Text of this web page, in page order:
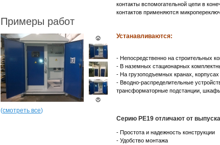
Примеры работ
(смотреть все)
контакты вспомогательной цепи в
контактов применяются
Устанавливаются:
- Непосредственно на строительных
- В наземных стационарных
- На грузоподъемных кранах,
- Вводно-распределительные
трансформаторные подстанции,
Серию РЕ19 отличают от
- Простота и надежность конструкции
- Удобство монтажа